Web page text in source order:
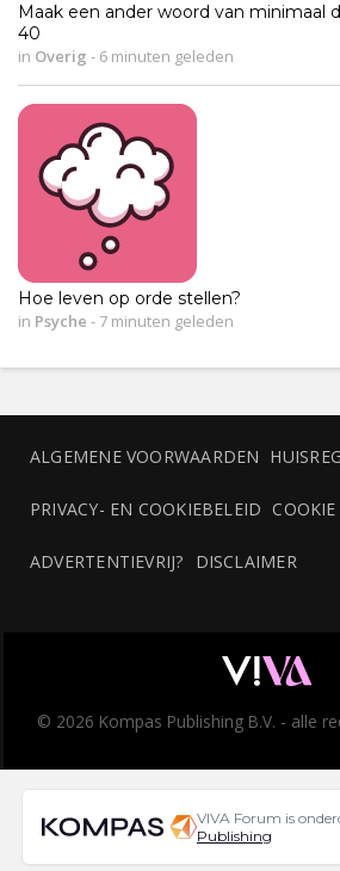
Maak een ander woord van minimaal
40
in Overig - 6 minuten geleden
Hoe leven op orde stellen?
in Psyche - 7 minuten geleden
ALGEMENE VOORWAARDEN
PRIVACY- EN COOKIEBELEID
ADVERTENTIEVRIJ? DISCLAIMER
© 2026 Kompas Publishing B.V. - alle
VIVA Forum is
Publishing